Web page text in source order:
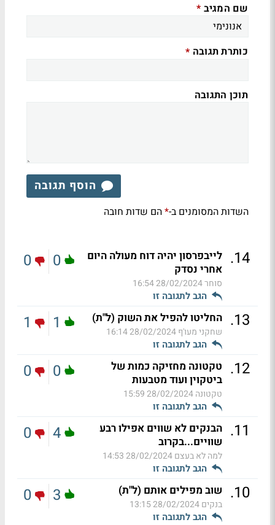
שם המגיב *
כותרת תגובה *
תוכן התגובה
הוסף תגובה
השדות המסומנים ב-*הם שדות חובה
14
. לייבפרסון יהיה דוח מעולה היום
אחרי נסדק
סוחר28/02/2024 16:54
הגב לתגובה זו
0
0
13
. החליטו להפיל את השוק (ל"ת)
שחקני מעו'ף28/02/2024 16:14
הגב לתגובה זו
1
1
12
. טקטונה מחזיקה כמות של
ביטקוין ועוד מטבעות
טקטונה28/02/2024 15:59
הגב לתגובה זו
0
0
11
. הבנקים לא שווים אפילו רבע
שוויים...בקרוב
למה לא בעצם28/02/2024 14:53
הגב לתגובה זו
4
0
10
. שוב מפילים אותם (ל"ת)
בנקים28/02/2024 13:15
הגב לתגובה זו
3
0